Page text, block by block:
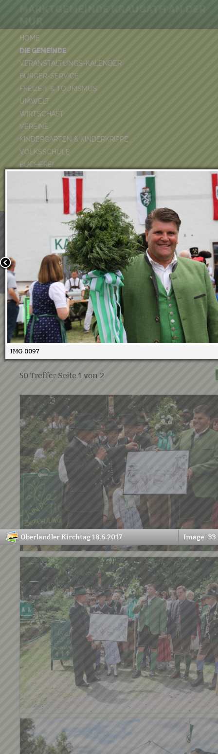
HOME
DIE GEMEINDE
VERANSTALTUNGS-KALENDER
BÜRGER-SERVICE
FREIZEIT & TOURISMUS
UMWELT
WIRTSCHAFT
VEREINE
KINDERGARTEN & KINDERKRIPPE
VOLKSSCHULE
BÜCHEREI
FEUERWEHR
DUATHLON 2026
POOLKALENDER
MUR
Wir verwenden Cookies, um unsere Webseite für Sie
benutzerfreundlich zu gestalten. Wenn Sie fortfahren,
an, dass Sie mit der Verwendung von Cookies auf
einverstanden sind.
Weitere Informationen:Datenschutzerklärung/Cookie-
Bestätigen
Oberlandler Kirchtag
26.06.2017
50 Treffer Seite 1 von 2
IMG 0097
Oberlandler Kirchtag 18.6.2017 Image 33